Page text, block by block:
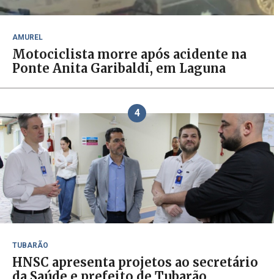
AMUREL
Motociclista morre após acidente na
Ponte Anita Garibaldi, em Laguna
4
TUBARÃO
HNSC apresenta projetos ao secretário